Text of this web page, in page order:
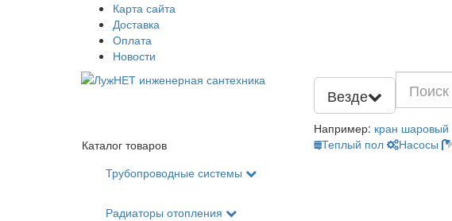
Карта сайта
Доставка
Оплата
Новости
Везде
Например: кран шаровый
Теплый пол
Насосы
Каталог товаров
Трубопроводные системы
Радиаторы отопления